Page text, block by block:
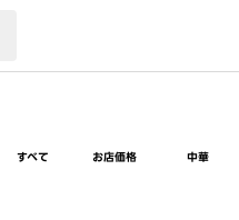
すべて お店価格 中華